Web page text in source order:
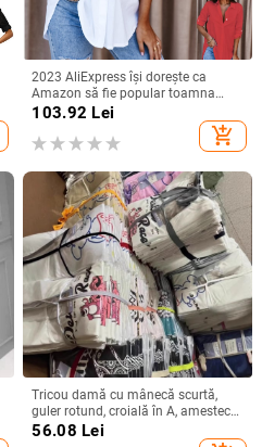
2023 AliExpress își dorește ca
Amazon să fie popular toamna
anului 2023, cămașă simplă cu
mânecă lungă și decolteu în V
pentru femei, cămașă pentru femei
103.92 Lei
add_shopping_cart
Tricou damă cu mânecă scurtă,
guler rotund, croială în A, amestec
poliester-spandex, imprimat și
56.08 Lei